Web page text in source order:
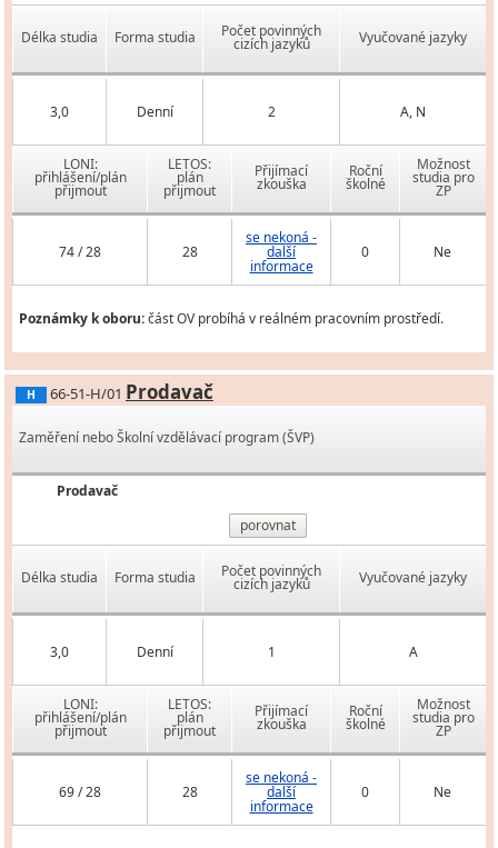
Délka studia Forma studia Počet povinných
cizích jazyků Vyučované jazyky
3,0 Denní 2 A, N
LONI:
přihlášení/plán
přijmout
LETOS:
plán
přijmout
Přijímací
zkouška
Roční
školné
Možnost
studia pro
ZP
74 / 28 28
se nekoná -
další
informace
0 Ne
Poznámky k oboru:část OV probíhá v reálném pracovním prostředí.
H 66-51-H/01 Prodavač
Zaměření nebo Školní vzdělávací program (ŠVP)
Prodavač
porovnat
Délka studia Forma studia Počet povinných
cizích jazyků Vyučované jazyky
3,0 Denní 1 A
LONI:
přihlášení/plán
přijmout
LETOS:
plán
přijmout
Přijímací
zkouška
Roční
školné
Možnost
studia pro
ZP
69 / 28 28
se nekoná -
další
informace
0 Ne